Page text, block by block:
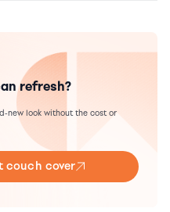
refresh?
new look without the cost or
couch cover